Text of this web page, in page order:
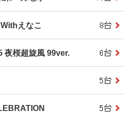
えなこ
夜桜超旋風 99ver.